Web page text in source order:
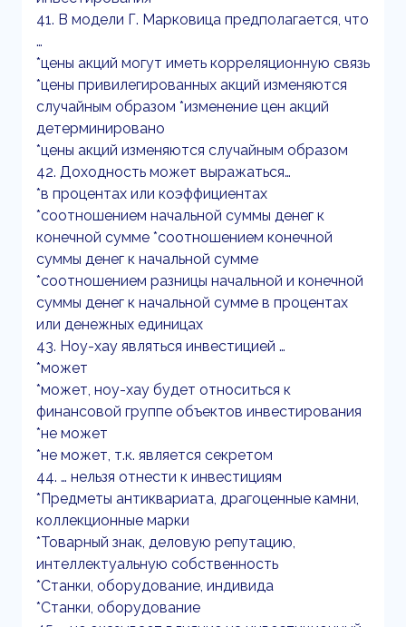
41. В модели Г. Марковица предполагается, что
…
*цены акций могут иметь корреляционную связь
*цены привилегированных акций изменяются
случайным образом *изменение цен акций
детерминировано
*цены акций изменяются случайным образом
42. Доходность может выражаться…
*в процентах или коэффициентах
*соотношением начальной суммы денег к
конечной сумме *соотношением конечной
суммы денег к начальной сумме
*соотношением разницы начальной и конечной
суммы денег к начальной сумме в процентах
или денежных единицах
43. Ноу-хау являться инвестицией …
*может
*может, ноу-хау будет относиться к
финансовой группе объектов инвестирования
*не может
*не может, т.к. является секретом
44. … нельзя отнести к инвестициям
*Предметы антиквариата, драгоценные камни,
коллекционные марки
*Товарный знак, деловую репутацию,
интеллектуальную собственность
*Станки, оборудование, индивида
*Станки, оборудование